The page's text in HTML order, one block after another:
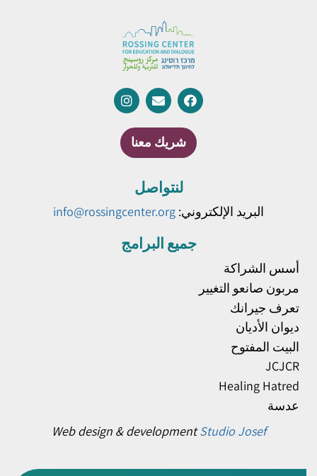
شريك معنا
لنتواصل
البريد الإلكتروني: info@rossingcenter.org
جميع البرامج
أسس الشراكة
مربون صانعو التغيير
تعرف جيرانك
ديوان الأديان
البيت المفتوح
JCJCR
Healing Hatred
عدسة
Web design & developmentStudio Josef